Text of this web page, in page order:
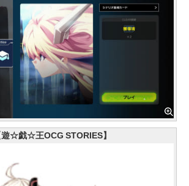
遊☆戯☆王OCG STORIES】